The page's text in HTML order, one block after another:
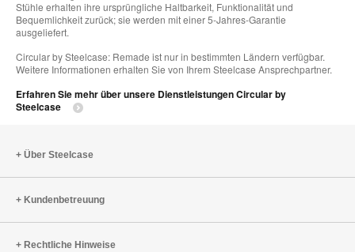
Stühle erhalten ihre ursprüngliche Haltbarkeit, Funktionalität und
Bequemlichkeit zurück; sie werden mit einer 5-Jahres-Garantie
ausgeliefert.
Circular by Steelcase: Remade ist nur in bestimmten Ländern verfügbar.
Weitere Informationen erhalten Sie von Ihrem Steelcase Ansprechpartner.
Erfahren Sie mehr über unsere Dienstleistungen Circular by
Steelcase
Über Steelcase
Kundenbetreuung
Rechtliche Hinweise